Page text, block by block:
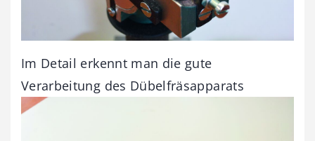
Im Detail erkennt man die gute
Verarbeitung des Dübelfräsapparats